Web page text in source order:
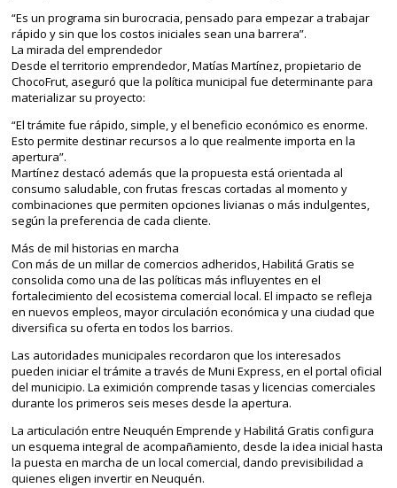
“Es un programa sin burocracia, pensado para empezar a trabajar
rápido y sin que los costos iniciales sean una barrera”.
La mirada del emprendedor
Desde el territorio emprendedor, Matías Martínez, propietario de
ChocoFrut, aseguró que la política municipal fue determinante para
materializar su proyecto:
“El trámite fue rápido, simple, y el beneficio económico es enorme.
Esto permite destinar recursos a lo que realmente importa en la
apertura”.
Martínez destacó además que la propuesta está orientada al
consumo saludable, con frutas frescas cortadas al momento y
combinaciones que permiten opciones livianas o más indulgentes,
según la preferencia de cada cliente.
Más de mil historias en marcha
Con más de un millar de comercios adheridos, Habilitá Gratis se
consolida como una de las políticas más influyentes en el
fortalecimiento del ecosistema comercial local. El impacto se refleja
en nuevos empleos, mayor circulación económica y una ciudad que
diversifica su oferta en todos los barrios.
Las autoridades municipales recordaron que los interesados
pueden iniciar el trámite a través de Muni Express, en el portal oficial
del municipio. La eximición comprende tasas y licencias comerciales
durante los primeros seis meses desde la apertura.
La articulación entre Neuquén Emprende y Habilitá Gratis configura
un esquema integral de acompañamiento, desde la idea inicial hasta
la puesta en marcha de un local comercial, dando previsibilidad a
quienes eligen invertir en Neuquén.